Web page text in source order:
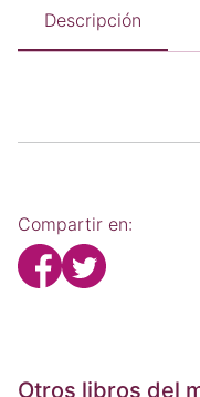
Descripción
Compartir en:
Otros libros del